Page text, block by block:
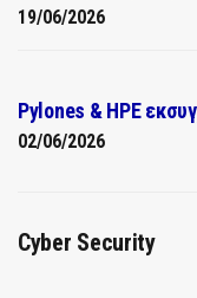
19/06/2026
Pylones & HPE
02/06/2026
Cyber Security